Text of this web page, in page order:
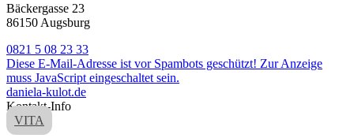
Bäckergasse 23
86150 Augsburg
0821 5 08 23 33
Diese E-Mail-Adresse ist vor Spambots geschützt! Zur Anzeige
muss JavaScript eingeschaltet sein.
daniela-kulot.de
Kontakt-Info
VITA